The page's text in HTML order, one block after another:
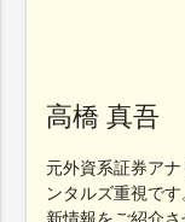
高橋 真吾
元外資系証券ア
ンタルズ重視で
新情報をご紹介